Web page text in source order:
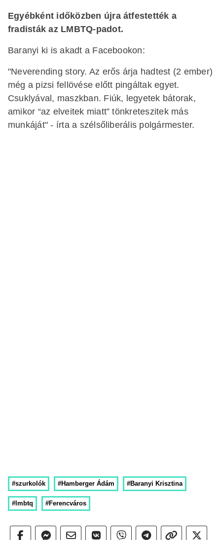
Egyébként időközben újraátfestették a
fradisták az LMBTQ-padot.
Baranyi ki is akadt a Facebookon:
"Neverending story. Az erős árja hadtest (2 ember)
még a pizsi fellövése előtt pingáltak egyet.
Csuklyával, maszkban. Fiúk, legyetek bátorak,
amikor “az elveitek miatt” tönkreteszitek más
munkáját" - írta a szélsőliberális polgármester.
#szurkolók #Hamberger Ádám #Baranyi Krisztina
#lmbtq #Ferencváros